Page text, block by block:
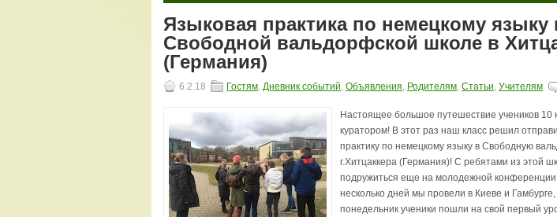
Языковая практика по немецкому языку
Свободной вальдорфской школе в
(Германия)
6.2.18 Гостям, Дневник событий, Объявления, Родителям, Статьи, Учителям
Настоящее большое путешествие учеников 10
куратором! В этот раз наш класс решил
практику по немецкому языку в Свободную
г.Хитцаккера (Германия)! С ребятами из этой
подружиться еще на молодежной
несколько дней мы провели в Киеве и Гамбурге,
понедельник ученики пошли на свой первый